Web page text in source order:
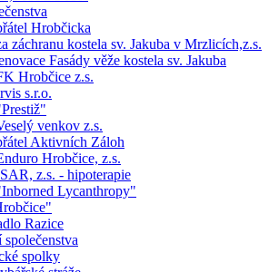
Hrobčicka
záchranu kostela sv. Jakuba v Mrzlicích,z.s.
Fasády věže kostela sv. Jakuba
Hrobčice z.s.
s.r.o.
venkov z.s.
Aktivních Záloh
Hrobčice, z.s.
z.s. - hipoterapie
Lycanthropy"
Razice
spolky